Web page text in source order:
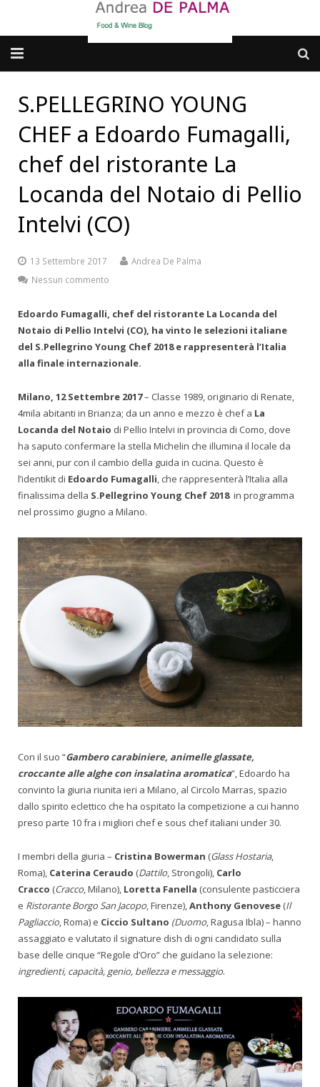
cosa BERE
dove MANGIARE
cosa CUCINARE
Punti di vista e approfondimenti
Contatti
S.PELLEGRINO YOUNG
CHEF a Edoardo Fumagalli,
chef del ristorante La
Locanda del Notaio di Pellio
Intelvi (CO)
13 Settembre 2017
Andrea De Palma
Nessun commento
Edoardo Fumagalli, chef del ristorante La Locanda del
Notaio di Pellio Intelvi (CO), ha vinto le selezioni italiane
del S.Pellegrino Young Chef 2018 e rappresenterà l’Italia
alla finale internazionale.
Milano, 12 Settembre 2017– Classe 1989, originario di Renate,
4mila abitanti in Brianza; da un anno e mezzo è chef a La
Locanda del Notaio di Pellio Intelvi in provincia di Como, dove
ha saputo confermare la stella Michelin che illumina il locale da
sei anni, pur con il cambio della guida in cucina. Questo è
l’identikit di Edoardo Fumagalli, che rappresenterà l’Italia alla
finalissima della S.Pellegrino Young Chef 2018in programma
nel prossimo giugno a Milano.
Con il suo “Gambero carabiniere, animelle glassate,
croccante alle alghe con insalatina aromatica”, Edoardo ha
convinto la giuria riunita ieri a Milano, al Circolo Marras, spazio
dallo spirito eclettico che ha ospitato la competizione a cui hanno
preso parte 10 fra i migliori chef e sous chef italiani under 30.
I membri della giuria – Cristina Bowerman (Glass Hostaria,
Roma), Caterina Ceraudo (Dattilo, Strongoli), Carlo
Cracco (Cracco, Milano), Loretta Fanella (consulente pasticciera
e Ristorante Borgo San Jacopo, Firenze),Anthony Genovese (Il
Pagliaccio, Roma) e Ciccio Sultano (Duomo, Ragusa Ibla) – hanno
assaggiato e valutato il signature dish di ogni candidato sulla
base delle cinque “Regole d’Oro” che guidano la selezione:
ingredienti, capacità, genio, bellezza e messaggio.